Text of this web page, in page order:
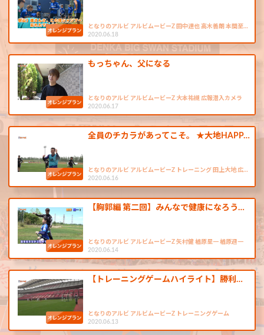
となりのアルビ アルビムービーZ 田中達也 高木善朗 本間至…
2020.06.18
もっちゃん、父になる
となりのアルビ アルビムービーZ 大本祐槻 広報潜入カメラ
2020.06.17
全員のチカラがあってこそ。 ★大地HAPP…
となりのアルビ アルビムービーZ トレーニング 田上大地 広…
2020.06.16
【胸郭編 第二回】みんなで健康になろう…
となりのアルビ アルビムービーZ 矢村健 楢原星一 楢原週一
2020.06.14
【トレーニングゲームハイライト】勝利…
となりのアルビ アルビムービーZ トレーニングゲーム
2020.06.13